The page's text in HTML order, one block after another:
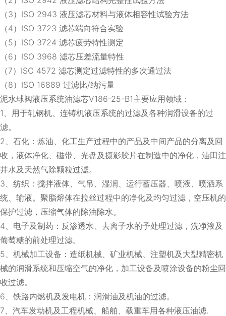
（3）ISO 2943 液压滤芯材料与液体相容性试验方法
（4）ISO 3723 滤芯端向符合实验
（5）ISO 3724 滤芯疲劳特性测定
（6）ISO 3968 滤芯压差流量特性
（7）ISO 4572 滤芯测定过滤特性的多次通过法
（8）ISO 16889 过滤比/纳污量
泥水球阀液压系统油滤芯V186-25-B1主要应用领域：
1、用于轧钢机、连铸机液压系统的过滤及各种润滑设备的过
滤。
2、石化：炼油、化工生产过程中的产品及中间产品的分离及回
收，液体净化、磁带、光盘及摄影胶片在制造中的净化，油田注
井水及天然气除颗粒过滤。
3、纺织：搅拌液体、气吊、湿润、运行蓄压器、喷液、喷洒系
统、输液。聚脂熔体在拉丝过程中的净化及均匀过滤，空压机的
保护过滤，压缩气体的除油除水。
4、电子及制药：反渗透水、去离子水的予处理过滤，洗净液及
葡萄糖的前处理过滤。
5、机械加工设备：造纸机械、矿业机械、注塑机及大型精密机
械的润滑系统和压缩空气的净化，加工设备及喷涂设备的粉尘回
收过滤。
6、铁路内燃机及发电机：润滑油及机油的过滤。
7、汽车发动机及工程机械、船舶、载重车用各种液压油滤.